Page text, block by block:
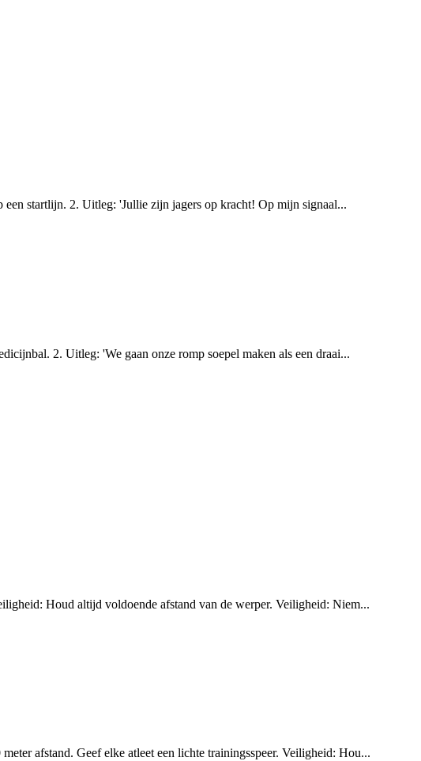
startlijn. 2. Uitleg: 'Jullie zijn jagers op kracht! Op mijn signaal...
2. Uitleg: 'We gaan onze romp soepel maken als een draai...
Houd altijd voldoende afstand van de werper. Veiligheid: Niem...
afstand. Geef elke atleet een lichte trainingsspeer. Veiligheid: Hou...